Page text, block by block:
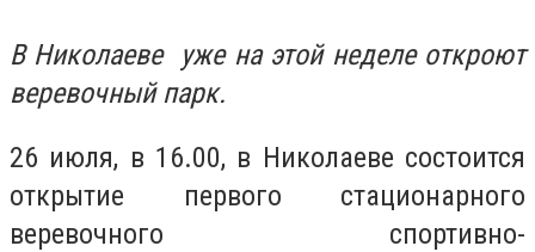
В Николаеве уже на этой неделе откроют
веревочный парк.
26 июля, в 16.00, в Николаеве состоится
открытие первого стационарного
веревочного спортивно-